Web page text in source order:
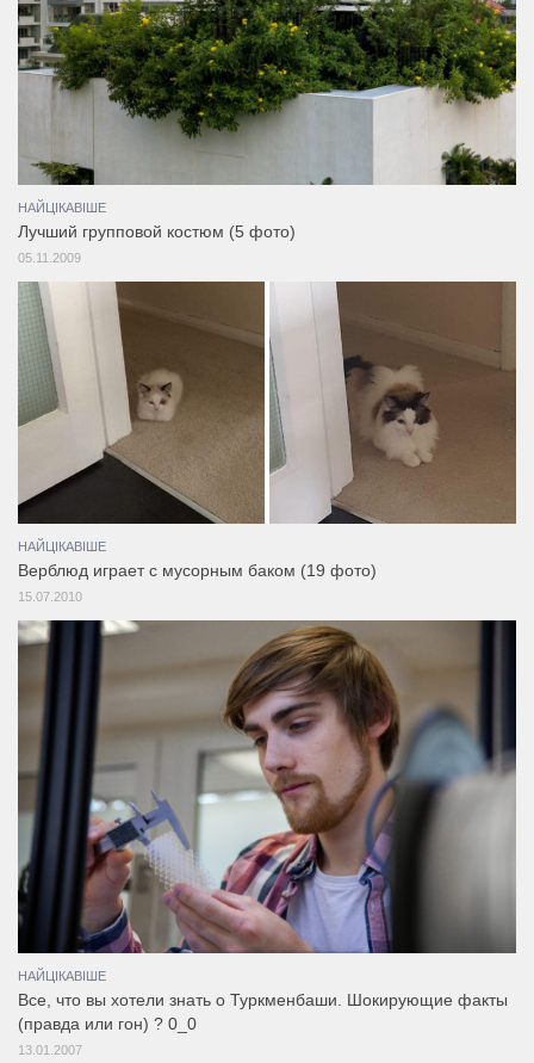
НАЙЦІКАВІШЕ
Лучший групповой костюм (5 фото)
05.11.2009
НАЙЦІКАВІШЕ
Верблюд играет с мусорным баком (19 фото)
15.07.2010
НАЙЦІКАВІШЕ
Все, что вы хотели знать о Туркменбаши. Шокирующие факты
(правда или гон) ? 0_0
13.01.2007